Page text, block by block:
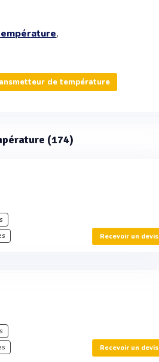
,
de température
(174)
Recevoir un devis
Recevoir un devis